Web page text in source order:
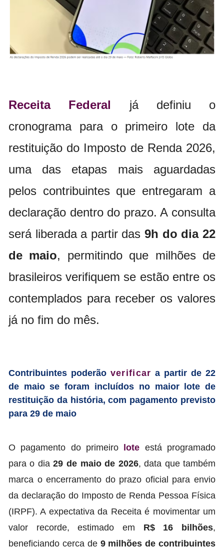
Receita Federal já definiu o
cronograma para o primeiro lote da
restituição do Imposto de Renda 2026,
uma das etapas mais aguardadas
pelos contribuintes que entregaram a
declaração dentro do prazo. A consulta
será liberada a partir das9h do dia 22
de maio, permitindo que milhões de
brasileiros verifiquem se estão entre os
contemplados para receber os valores
já no fim do mês.
Contribuintes poderão verificar a partir de 22
de maio se foram incluídos no maior lote de
restituição da história, com pagamento previsto
para 29 de maio
O pagamento do primeiro lote está programado
para o dia29 de maio de 2026, data que também
marca o encerramento do prazo oficial para envio
da declaração do Imposto de Renda Pessoa Física
(IRPF). A expectativa da Receita é movimentar um
valor recorde, estimado em R$ 16 bilhões,
beneficiando cerca de 9 milhões de contribuintes